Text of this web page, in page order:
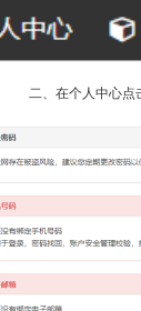
二、在个人中心点